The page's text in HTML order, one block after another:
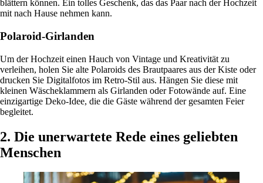
blättern können. Ein tolles Geschenk, das das Paar nach der Hochzeit
mit nach Hause nehmen kann.
Polaroid-Girlanden
Um der Hochzeit einen Hauch von Vintage und Kreativität zu
verleihen, holen Sie alte Polaroids des Brautpaares aus der Kiste oder
drucken Sie Digitalfotos im Retro-Stil aus. Hängen Sie diese mit
kleinen Wäscheklammern als Girlanden oder Fotowände auf. Eine
einzigartige Deko-Idee, die die Gäste während der gesamten Feier
begleitet.
2. Die unerwartete Rede eines geliebten
Menschen